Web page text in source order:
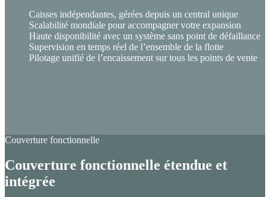
Caisses indépendantes, gérées depuis un central unique
Scalabilité mondiale pour accompagner votre expansion
Haute disponibilité avec un système sans point de défaillance
Supervision en temps réel de l’ensemble de la flotte
Pilotage unifié de l’encaissement sur tous les points de vente
Couverture fonctionnelle
Couverture fonctionnelle étendue et
intégrée